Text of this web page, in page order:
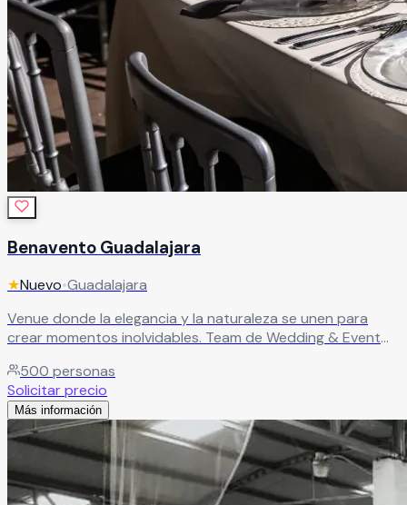
Benavento Guadalajara
★Nuevo•Guadalajara
Venue donde la elegancia y la naturaleza se unen para
crear momentos inolvidables. Team de Wedding & Event
Cada rincón diseñado para impresionar.
500 personas
Solicitar precio
Más información